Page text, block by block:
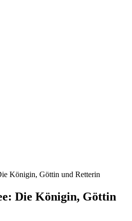
Königin, Göttin und Retterin
Die Königin, Göttin